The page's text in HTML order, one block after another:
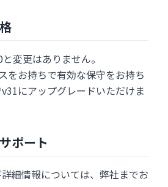
変更はありません。
をお持ちで有効な保守をお持ち
にアップグレードいただけま
ポート
細情報については、弊社までお